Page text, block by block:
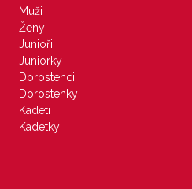
Muži
Ženy
Junioři
Juniorky
Dorostenci
Dorostenky
Kadeti
Kadetky